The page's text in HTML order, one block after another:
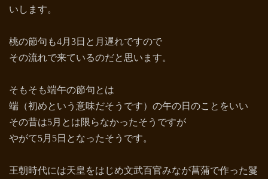
いします。
桃の節句も4月3日と月遅れですので
その流れで来ているのだと思います。
そもそも端午の節句とは
端（初めという意味だそうです）の午の日のことをいい
その昔は5月とは限らなかったそうですが
やがて5月 5日となったそうです。
王朝時代には天皇をはじめ文武百官みなが菖蒲で作った鬘